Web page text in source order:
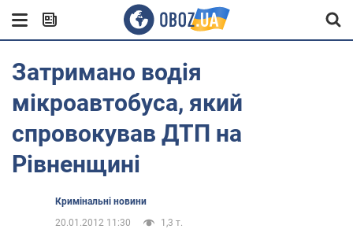
Затримано водія
мікроавтобуса, який
спровокував ДТП на
Рівненщині
Кримінальні новини
20.01.2012 11:30
1,3 т.